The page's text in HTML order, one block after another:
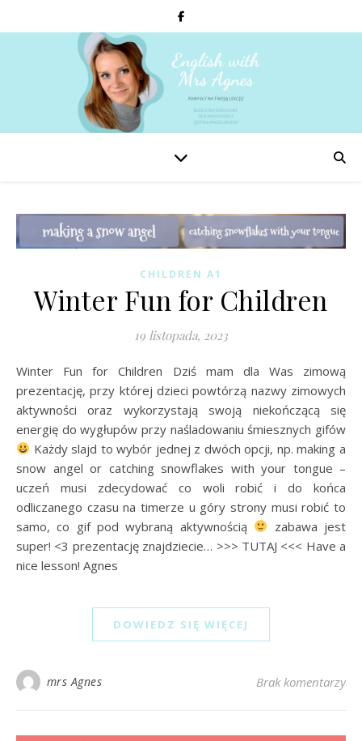
CHILDREN A1
Winter Fun for Children
19 listopada, 2023
Winter Fun for Children Dziś mam dla Was zimową
prezentację, przy której dzieci powtórzą nazwy zimowych
aktywności oraz wykorzystają swoją niekończącą się
energię do wygłupów przy naśladowaniu śmiesznych gifów
Każdy slajd to wybór jednej z dwóch opcji, np. making a
snow angel or catching snowflakes with your tongue –
uczeń musi zdecydować co woli robić i do końca
odliczanego czasu na timerze u góry strony musi robić to
samo, co gif pod wybraną aktywnością
zabawa jest
super! <3 prezentację znajdziecie… >>> TUTAJ <<< Have a
nice lesson! Agnes
DOWIEDZ SIĘ WIĘCEJ
mrs Agnes Brak komentarzy